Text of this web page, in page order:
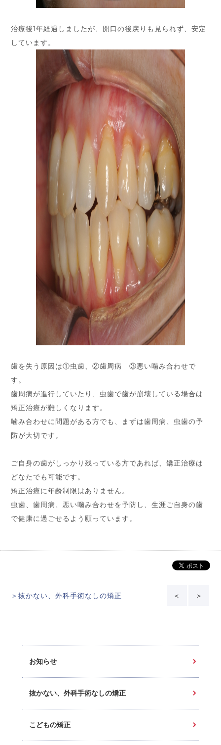
治療後1年経過しましたが、開口の後戻りも見られず、安定
しています。
歯を失う原因は①虫歯、②歯周病 ③悪い噛み合わせで
す。
歯周病が進行していたり、虫歯で歯が崩壊している場合は
矯正治療が難しくなります。
噛み合わせに問題がある方でも、まずは歯周病、虫歯の予
防が大切です。
ご自身の歯がしっかり残っている方であれば、矯正治療は
どなたでも可能です。
矯正治療に年齢制限はありません。
虫歯、歯周病、悪い噛み合わせを予防し、生涯ご自身の歯
で健康に過ごせるよう願っています。
＞抜かない、外科手術なしの矯正 ＜ ＞
お知らせ
抜かない、外科手術なしの矯正
こどもの矯正